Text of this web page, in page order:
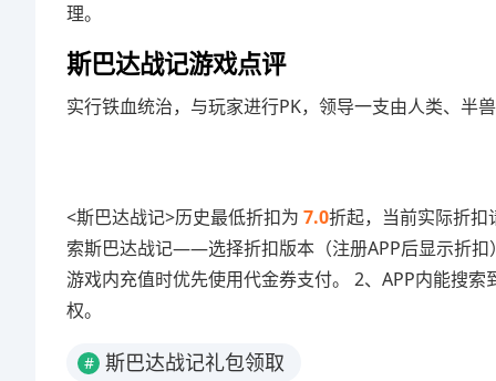
理。
斯巴达战记游戏点评
实行铁血统治，与玩家进行PK，领导一支由人类、半
<斯巴达战记>历史最低折扣为 7.0折起，当前实际折
索斯巴达战记——选择折扣版本（注册APP后显示
游戏内充值时优先使用代金券支付。 2、APP内能搜
权。
# 斯巴达战记礼包领取